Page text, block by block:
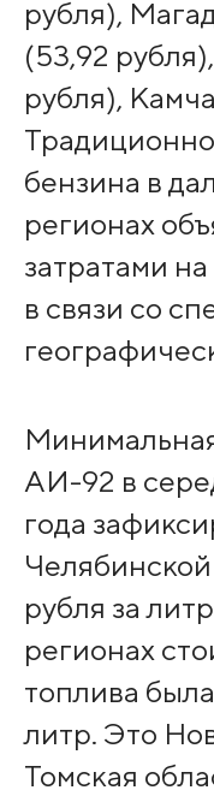
рубля),
(53,92
рубля),
бензина в
регионах
затратами
в связи со
АИ-92 в
года
рубля за
регионах
топлива
литр. Это
Томская